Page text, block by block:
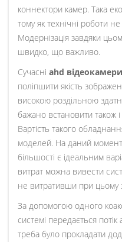
коннектори камер. Така
тому як технічні роботи
Модернізація завдяки
швидко, що важливо.
Сучасні ahd відеокамери
поліпшити якість
високою роздільною
бажано встановити також
Вартість такого
моделей. На даний
більшості є ідеальним
витрат можна вивести
не витративши при цьому
За допомогою одного
системі передається потік
треба було прокладати